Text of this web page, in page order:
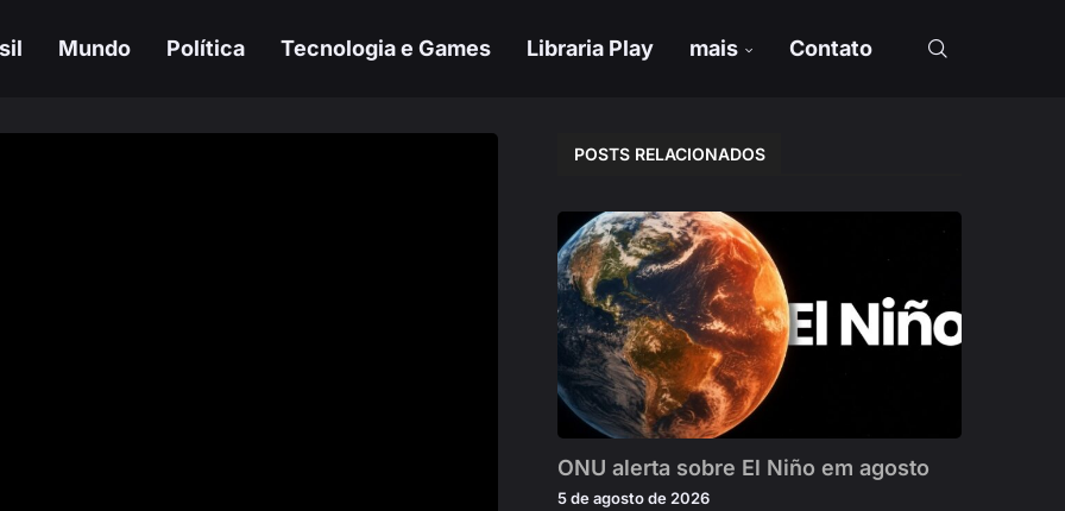
Mundo Política Tecnologia e Games Libraria Play mais Contato
POSTS RELACIONADOS
ONU alerta sobre El Niño em agosto
5 de agosto de 2026